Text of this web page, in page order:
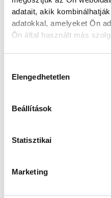
adatait, akik
adatokkal, amelyeket Ön
Ön által használt más
Elengedhetetlen
Beállítások
Statisztikai
Marketing
oktatás
Pannon
egyetem